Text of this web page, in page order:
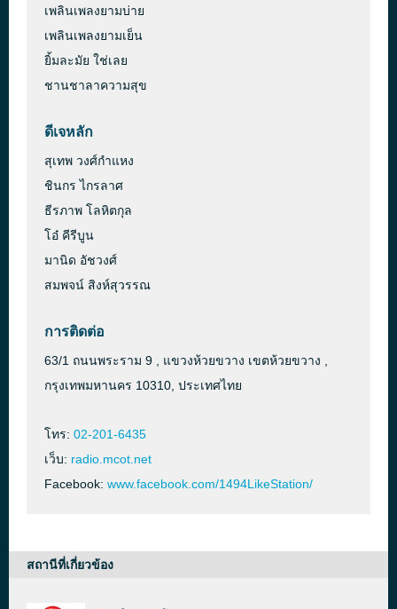
เพลินเพลงยามบ่าย
เพลินเพลงยามเย็น
ยิ้มละมัย ใช่เลย
ชานชาลาความสุข
ดีเจหลัก
สุเทพ วงศ์กำแหง
ชินกร ไกรลาศ
ธีรภาพ โลหิตกุล
โอ๋ คีรีบูน
มานิด อัชวงศ์
สมพจน์ สิงห์สุวรรณ
การติดต่อ
63/1 ถนนพระราม 9 , แขวงห้วยขวาง เขตห้วยขวาง ,
กรุงเทพมหานคร 10310, ประเทศไทย
โทร: 02-201-6435
เว็บ: radio.mcot.net
Facebook: www.facebook.com/1494LikeStation/
สถานีที่เกี่ยวข้อง